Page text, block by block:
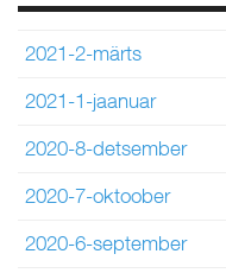
2021-2-märts
2021-1-jaanuar
2020-8-detsember
2020-7-oktoober
2020-6-september